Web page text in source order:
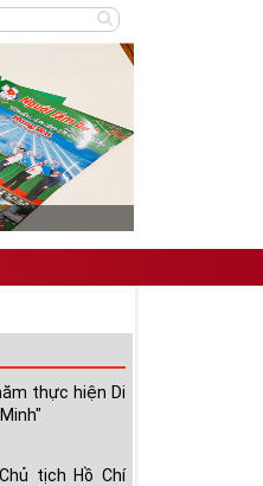
thực hiện Di
tịch Hồ Chí